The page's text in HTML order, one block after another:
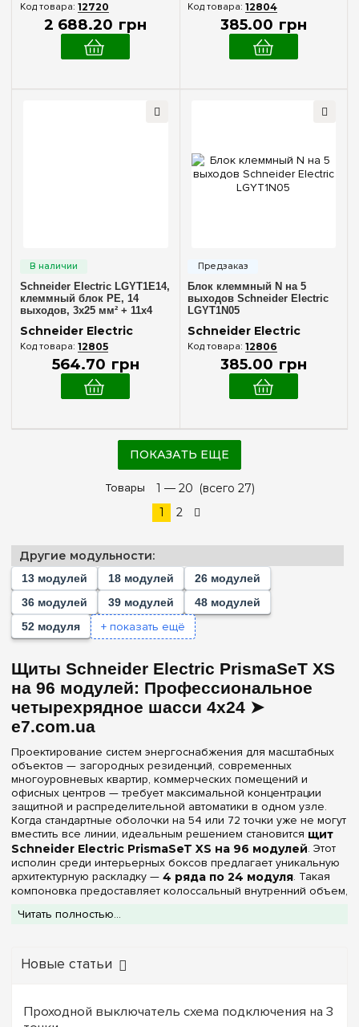
12720
2 688.20 грн
12804
385.00 грн
Schneider Electric LGYT1E14,
клеммный блок PE, 14
выходов, 3x25 мм² + 11x4
Schneider Electric
12805
564.70 грн
Блок клеммный N на 5
выходов Schneider Electric
LGYT1N05
Schneider Electric
12806
385.00 грн
ПОКАЗАТЬ ЕЩЕ
Товары 1 — 20 (всего 27)
1
2
Другие модульности:
13 модулей 18 модулей
26 модулей
36 модулей
39 модулей
48 модулей
52 модуля
+ показать ещё
Щиты Schneider Electric PrismaSeT XS
на 96 модулей: Профессиональное
четырехрядное шасси 4х24 ➤
e7.com.ua
Проектирование систем энергоснабжения для масштабных
объектов — загородных резиденций, современных
многоуровневых квартир, коммерческих помещений и
офисных центров — требует максимальной концентрации
защитной и распределительной автоматики в одном узле.
Когда стандартные оболочки на 54 или 72 точки уже не могут
вместить все линии, идеальным решением становится щит
Schneider Electric PrismaSeT XS на 96 модулей. Этот
исполин среди интерьерных боксов предлагает уникальную
архитектурную раскладку — 4 ряда по 24 модуля. Такая
компоновка предоставляет колоссальный внутренний объем,
защиту, интегрировать компоненты автоматизации «умного
В каталоге профильного интернет-магазина
модулей. Корпуса всех изделий серии производятся из
высокотехнологичного самозатухающего пластика
Читать полностью...
Новые статьи
Проходной выключатель схема подключения на 3